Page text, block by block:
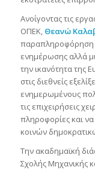
Ανοίγοντας τις
ΟΠΕΚ, Θεανώ
παραπληροφόρηση
ενημέρωσης αλλά
την ικανότητα της
στις διεθνείς
ενημερωμένους
τις επιχειρήσεις
πληροφορίες και
κοινών
Την ακαδημαϊκή
Σχολής Μηχανικής